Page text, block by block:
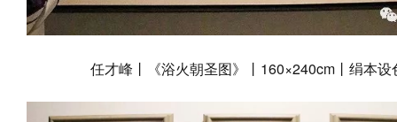
任才峰丨《浴火朝圣图》丨160×240cm丨绢本设